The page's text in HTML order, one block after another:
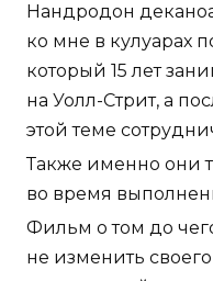
Нандродон
ко мне в кулуарах
который 15 лет
на Уолл-Стрит, а
этой теме
Также именно они
во время
Фильм о том до
не изменить